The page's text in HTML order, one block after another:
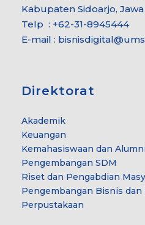
Kabupaten Sidoarjo,
Telp : +62-31-8945444
E-mail :
Direktorat
Akademik
Keuangan
Kemahasiswaan dan Alumni
Pengembangan SDM
Riset dan Pengabdian
Pengembangan Bisnis dan
Perpustakaan